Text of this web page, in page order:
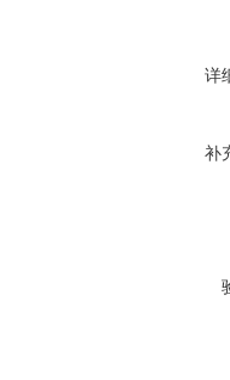
详
补